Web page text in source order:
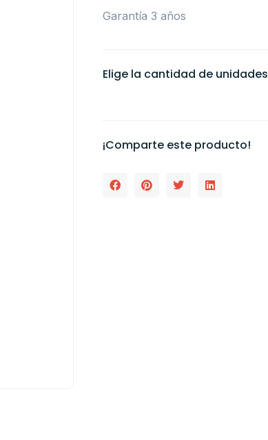
Garantía 3 años
Elige la cantidad de unidades
¡Comparte este producto!